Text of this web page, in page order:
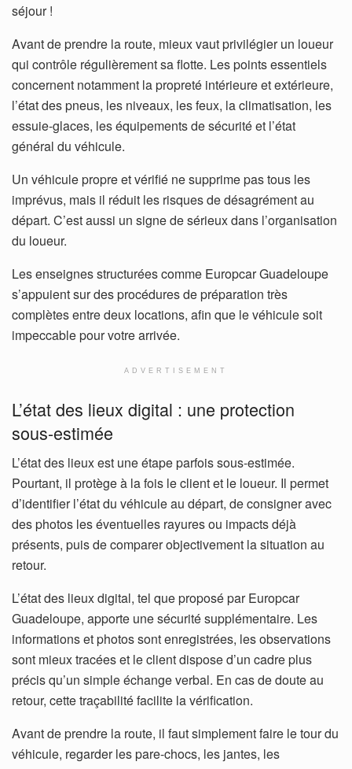
séjour !
Avant de prendre la route, mieux vaut privilégier un loueur
qui contrôle régulièrement sa flotte. Les points essentiels
concernent notamment la propreté intérieure et extérieure,
l’état des pneus, les niveaux, les feux, la climatisation, les
essuie-glaces, les équipements de sécurité et l’état
général du véhicule.
Un véhicule propre et vérifié ne supprime pas tous les
imprévus, mais il réduit les risques de désagrément au
départ. C’est aussi un signe de sérieux dans l’organisation
du loueur.
Les enseignes structurées comme Europcar Guadeloupe
s’appuient sur des procédures de préparation très
complètes entre deux locations, afin que le véhicule soit
impeccable pour votre arrivée.
ADVERTISEMENT
L’état des lieux digital : une protection
sous-estimée
L’état des lieux est une étape parfois sous-estimée.
Pourtant, il protège à la fois le client et le loueur. Il permet
d’identifier l’état du véhicule au départ, de consigner avec
des photos les éventuelles rayures ou impacts déjà
présents, puis de comparer objectivement la situation au
retour.
L’état des lieux digital, tel que proposé par Europcar
Guadeloupe, apporte une sécurité supplémentaire. Les
informations et photos sont enregistrées, les observations
sont mieux tracées et le client dispose d’un cadre plus
précis qu’un simple échange verbal. En cas de doute au
retour, cette traçabilité facilite la vérification.
Avant de prendre la route, il faut simplement faire le tour du
véhicule, regarder les pare-chocs, les jantes, les